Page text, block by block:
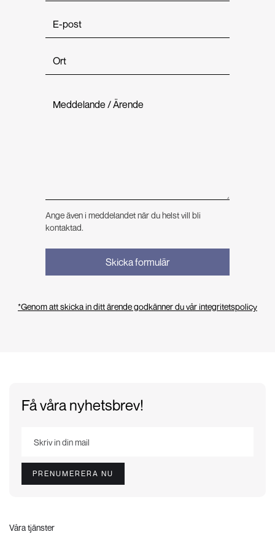
Ange även i meddelandet när du helst vill bli
kontaktad.
*Genom att skicka in ditt ärende godkänner du vår integritetspolicy
Få våra nyhetsbrev!
Våra tjänster